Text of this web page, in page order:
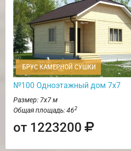
БРУС КАМЕРНОЙ СУШКИ
№100 Одноэтажный дом 7х7
Размер: 7х7 м
Общая площадь: 462
от 1223200